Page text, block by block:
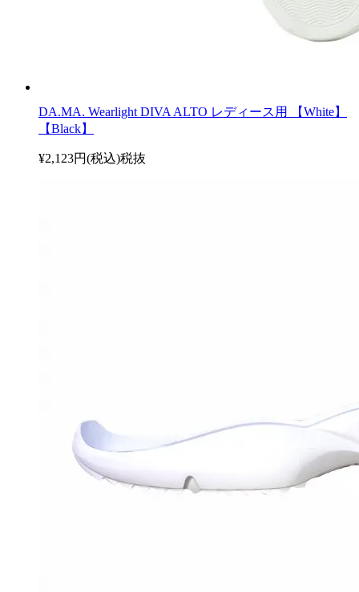
DA.MA. Wearlight DIVA ALTO レディース用 【White】
【Black】
¥2,123円(税込)税抜